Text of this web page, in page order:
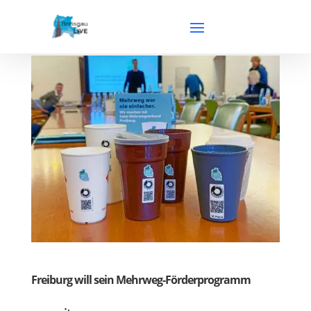
Freiburg will sein Mehrweg-Förderprogramm